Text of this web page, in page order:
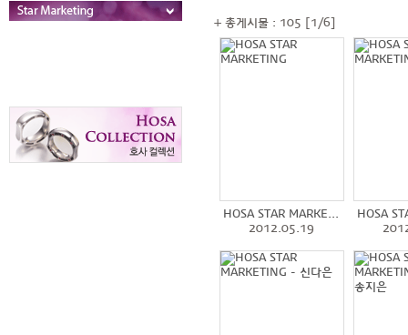
+ 총게시물 : 105 [1/6]
HOSA STAR MARKE...
2012.05.19
HOSA